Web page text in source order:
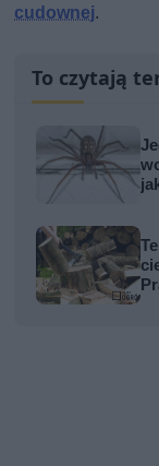
cudownej.
To czytają